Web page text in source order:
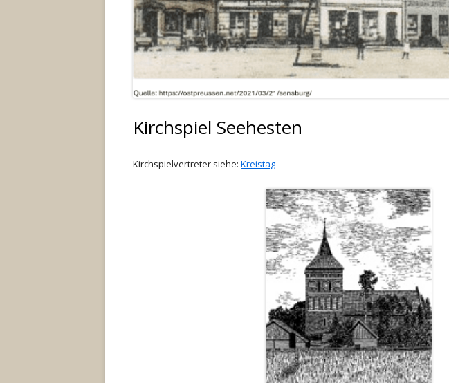
DIE HEIMATSTUBE
GESCHICHTE
NACHRUFE †
Kirchspiel Seehesten
Kirchspielvertreter siehe: Kreistag